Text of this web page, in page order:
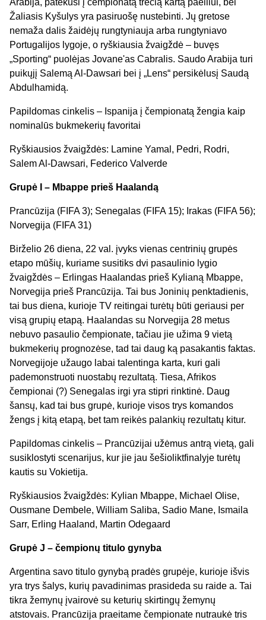
Žaliasis Kyšulys yra pasiruošę nustebinti. Jų gretose
nemaža dalis žaidėjų rungtyniauja arba rungtyniavo
Portugalijos lygoje, o ryškiausia žvaigždė – buvęs
„Sporting“ puolėjas Jovane'as Cabralis. Saudo Arabija turi
puikųjį Salemą Al-Dawsari bei į „Lens“ persikėlusį Saudą
Abdulhamidą.
Papildomas cinkelis – Ispanija į čempionatą žengia kaip
nominalūs bukmekerių favoritai
Ryškiausios žvaigždės: Lamine Yamal, Pedri, Rodri,
Salem Al-Dawsari, Federico Valverde
Grupė I – Mbappe prieš Haalandą
Prancūzija (FIFA 3); Senegalas (FIFA 15); Irakas (FIFA 56);
Norvegija (FIFA 31)
Birželio 26 diena, 22 val. įvyks vienas centrinių grupės
etapo mūšių, kuriame susitiks dvi pasaulinio lygio
žvaigždės – Erlingas Haalandas prieš Kylianą Mbappe,
Norvegija prieš Prancūzija. Tai bus Joninių penktadienis,
tai bus diena, kurioje TV reitingai turėtų būti geriausi per
visą grupių etapą. Haalandas su Norvegija 28 metus
nebuvo pasaulio čempionate, tačiau jie užima 9 vietą
bukmekerių prognozėse, tad tai daug ką pasakantis faktas.
Norvegijoje užaugo labai talentinga karta, kuri gali
pademonstruoti nuostabų rezultatą. Tiesa, Afrikos
čempionai (?) Senegalas irgi yra stipri rinktinė. Daug
šansų, kad tai bus grupė, kurioje visos trys komandos
žengs į kitą etapą, bet tam reikės palankių rezultatų kitur.
Papildomas cinkelis – Prancūzijai užėmus antrą vietą, gali
susiklostyti scenarijus, kur jie jau šešioliktfinalyje turėtų
kautis su Vokietija.
Ryškiausios žvaigždės: Kylian Mbappe, Michael Olise,
Ousmane Dembele, William Saliba, Sadio Mane, Ismaila
Sarr, Erling Haaland, Martin Odegaard
Grupė J – čempionų titulo gynyba
Argentina savo titulo gynybą pradės grupėje, kurioje išvis
yra trys šalys, kurių pavadinimas prasideda su raide a. Tai
tikra žemynų įvairovė su keturių skirtingų žemynų
atstovais. Prancūzija praeitame čempionate nutraukė tris